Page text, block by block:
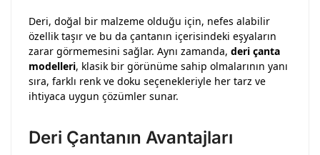
Deri, doğal bir malzeme olduğu için, nefes alabilir
özellik taşır ve bu da çantanın içerisindeki eşyaların
zarar görmemesini sağlar. Aynı zamanda, deri çanta
modelleri, klasik bir görünüme sahip olmalarının yanı
sıra, farklı renk ve doku seçenekleriyle her tarz ve
ihtiyaca uygun çözümler sunar.
Deri Çantanın Avantajları